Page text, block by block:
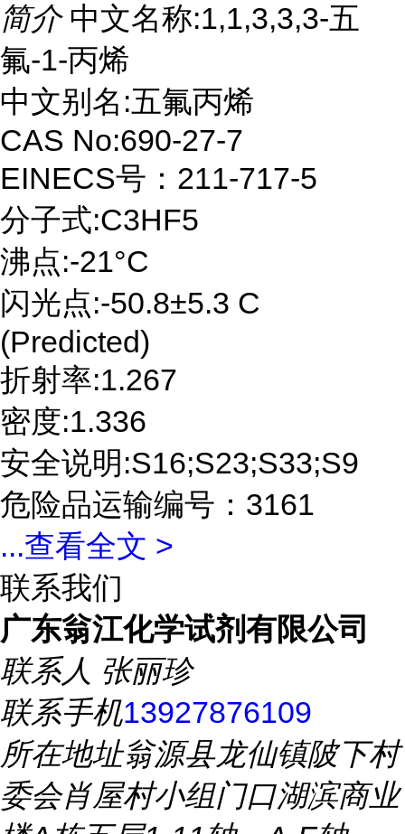
简介 中文名称:1,1,3,3,3-五
氟-1-丙烯
中文别名:五氟丙烯
CAS No:690-27-7
EINECS号：211-717-5
分子式:C3HF5
沸点:-21°C
闪光点:-50.8±5.3 C
(Predicted)
折射率:1.267
密度:1.336
安全说明:S16;S23;S33;S9
危险品运输编号：3161
...查看全文 >
联系我们
广东翁江化学试剂有限公司
联系人 张丽珍
联系手机13927876109
所在地址翁源县龙仙镇陂下村
委会肖屋村小组门口湖滨商业